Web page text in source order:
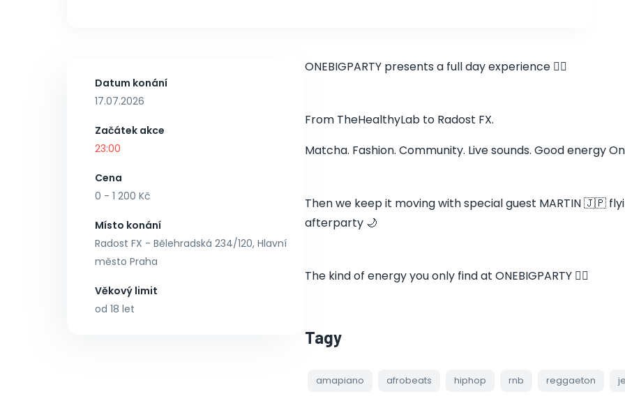
Datum konání
17.07.2026
Začátek akce
23:00
Cena
0 - 1 200 Kč
Místo konání
Radost FX - Bělehradská 234/120, Hlavní
město Praha
Věkový limit
od 18 let
ONEBIGPARTY presents a full day experience ❤️‍🔥
From TheHealthyLab to Radost FX.
Matcha. Fashion. Community. Live sounds. Good energy
Then we keep it moving with special guest MARTIN 🇯🇵
afterparty 🌙
The kind of energy you only find at ONEBIGPARTY 😮‍💨
Tagy
amapiano afrobeats hiphop rnb reggaeton